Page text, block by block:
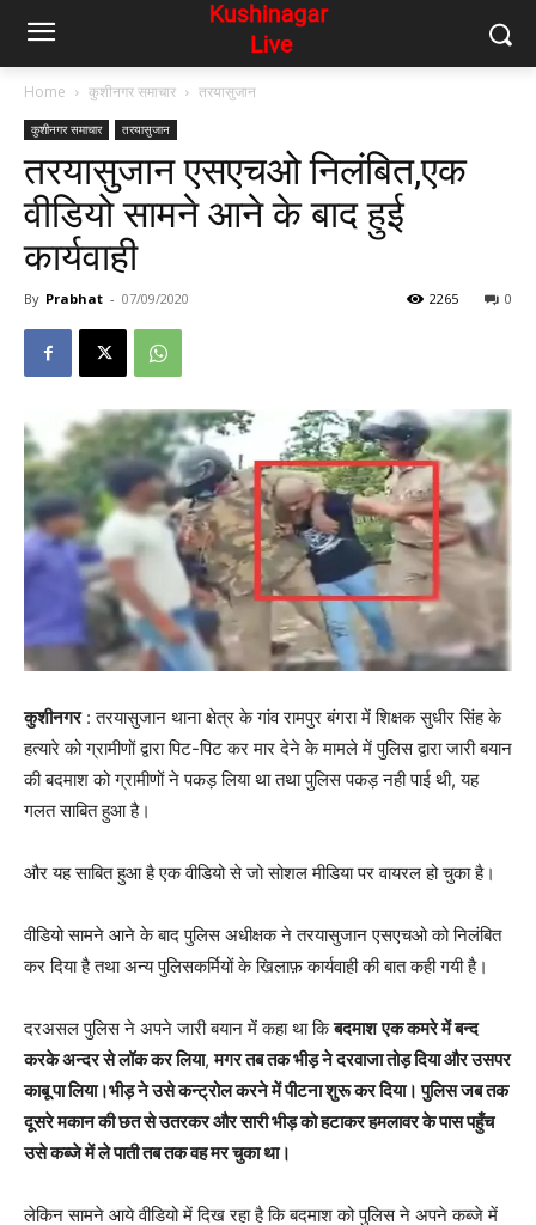
Home कुशीनगर समाचार तरयासुजान
कुशीनगर समाचार तरयासुजान
तरयासुजान एसएचओ निलंबित,एक
वीडियो सामने आने के बाद हुई
कार्यवाही
By Prabhat - 07/09/2020 0
2265
कुशीनगर: तरयासुजान थाना क्षेत्र के गांव रामपुर बंगरा में शिक्षक सुधीर सिंह के
हत्यारे को ग्रामीणों द्वारा पिट-पिट कर मार देने के मामले में पुलिस द्वारा जारी बयान
की बदमाश को ग्रामीणों ने पकड़ लिया था तथा पुलिस पकड़ नही पाई थी, यह
गलत साबित हुआ है।
और यह साबित हुआ है एक वीडियो से जो सोशल मीडिया पर वायरल हो चुका है।
वीडियो सामने आने के बाद पुलिस अधीक्षक ने तरयासुजान एसएचओ को निलंबित
कर दिया है तथा अन्य पुलिसकर्मियों के खिलाफ़ कार्यवाही की बात कही गयी है।
दरअसल पुलिस ने अपने जारी बयान में कहा था किबदमाश एक कमरे में बन्द
करके अन्दर से लॉक कर लिया,मगर तब तक भीड़ ने दरवाजा तोड़ दिया और उसपर
काबू पा लिया।भीड़ ने उसे कन्ट्रोल करने में पीटना शुरू कर दिया। पुलिस जब तक
दूसरे मकान की छत से उतरकर और सारी भीड़ को हटाकर हमलावर के पास पहुँच
उसे कब्जे में ले पाती तब तक वह मर चुका था।
लेकिन सामने आये वीडियो में दिख रहा है कि बदमाश को पुलिस ने अपने कब्जे में